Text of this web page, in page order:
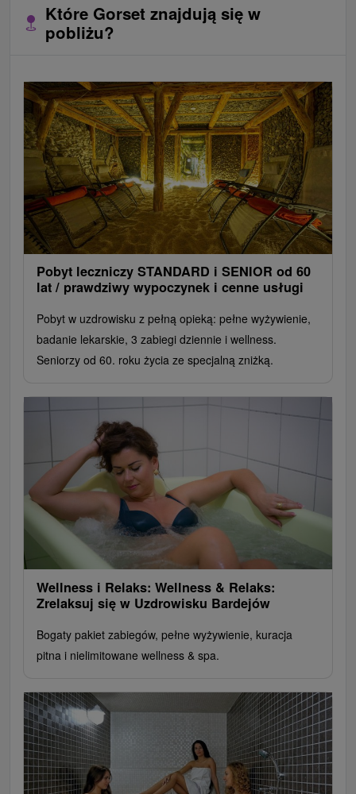
Które Gorset znajdują się w
pobliżu?
Pobyt leczniczy STANDARD i SENIOR od 60
lat / prawdziwy wypoczynek i cenne usługi
Pobyt w uzdrowisku z pełną opieką: pełne wyżywienie,
badanie lekarskie, 3 zabiegi dziennie i wellness.
Seniorzy od 60. roku życia ze specjalną zniżką.
Wellness i Relaks: Wellness & Relaks:
Zrelaksuj się w Uzdrowisku Bardejów
Bogaty pakiet zabiegów, pełne wyżywienie, kuracja
pitna i nielimitowane wellness & spa.